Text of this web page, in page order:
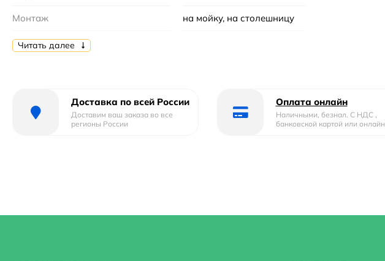
Монтаж на мойку, на столешницу
Форма
Страна бренда
Механизм Керамический
Читать далее
Доставка по всей России
Доставим ваш заказа во все
регионы России
Оплата онлайн
Наличными, безнал. С НДС ,
банковской картой или онлайн